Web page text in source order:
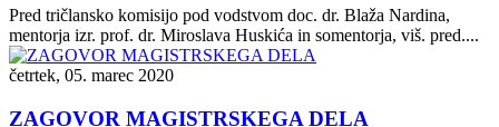
Pred tričlansko komisijo pod vodstvom doc. dr. Blaža Nardina,
mentorja izr. prof. dr. Miroslava Huskića in somentorja, viš. pred....
četrtek, 05. marec 2020
ZAGOVOR MAGISTRSKEGA DELA